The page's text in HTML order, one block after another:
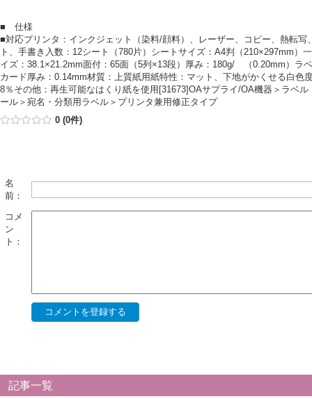
■ 仕様
■対応プリンタ：インクジェット（染料/顔料）、レーザー、コピー、熱転写
ト、手書き入数：12シート（780片）シートサイズ：A4判（210×297mm）
イズ：38.1×21.2mm面付：65面（5列×13段）厚み：180g/ （0.20mm）ラ
カード厚み：0.14mm材質：上質紙用紙特性：マット、下地がかくせる白色
8％その他：再生可能なはくり紙を使用[31673]OAサプライ/OA機器＞ラベル
ール＞宛名・分類用ラベル＞プリンタ兼用修正タイプ
0 (0件)
名
前：
コメ
ン
ト：
記事一覧